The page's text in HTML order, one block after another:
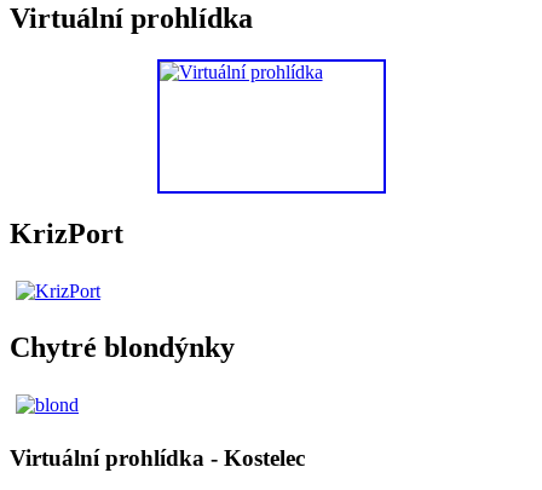
Virtuální prohlídka
KrizPort
Chytré blondýnky
Virtuální prohlídka - Kostelec